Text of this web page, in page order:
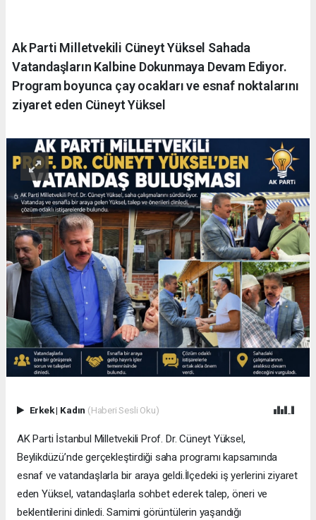
Ak Parti Milletvekili Cüneyt Yüksel Sahada
Vatandaşların Kalbine Dokunmaya Devam Ediyor.
Program boyunca çay ocakları ve esnaf noktalarını
ziyaret eden Cüneyt Yüksel
Erkek| Kadın (Haberi Sesli Oku)
AK Parti İstanbul Milletvekili Prof. Dr. Cüneyt Yüksel,
Beylikdüzü’nde gerçekleştirdiği saha programı kapsamında
esnaf ve vatandaşlarla bir araya geldi.İlçedeki iş yerlerini ziyaret
eden Yüksel, vatandaşlarla sohbet ederek talep, öneri ve
beklentilerini dinledi. Samimi görüntülerin yaşandığı